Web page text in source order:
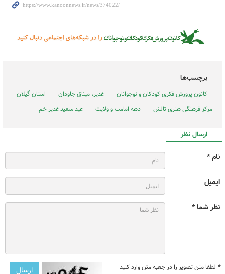
برچسب‌ها
کانون پرورش فکری کودکان و نوجوانان غدیر، میثاق جاودان
استان گیلان
مرکز فرهنگی هنری تالش
دهه امامت و ولایت عید سعید غدیر خم
ارسال نظر
نام *
ایمیل
نظر شما *
* لطفا متن تصویر را در جعبه متن وارد کنید